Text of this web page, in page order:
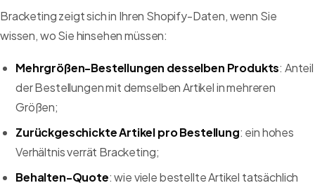
Bracketing zeigt sich in Ihren Shopify-Daten, wenn Sie
wissen, wo Sie hinsehen müssen:
Mehrgrößen-Bestellungen desselben Produkts: Anteil
der Bestellungen mit demselben Artikel in mehreren
Größen;
Zurückgeschickte Artikel pro Bestellung: ein hohes
Verhältnis verrät Bracketing;
Behalten-Quote: wie viele bestellte Artikel tatsächlich